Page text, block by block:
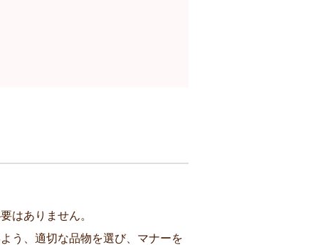
はありません。
う、適切な品物を選び、マナーを